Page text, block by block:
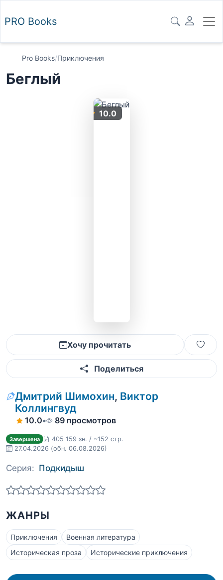
PRO Books
Pro Books/Приключения
Беглый
10.0
Хочу прочитать
Поделиться
Дмитрий Шимохин, Виктор
Коллингвуд
10.0• 89 просмотров
Завершена
405 159 зн. / ~152 стр.
27.04.2026 (обн. 06.08.2026)
Серия: Подкидыш
ЖАНРЫ
Приключения
Военная литература
Историческая проза
Исторические приключения